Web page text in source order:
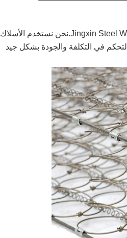
لدينا مصنع الربيع الخاص بنا في الصين المسمى Jingxin Steel Wire & Spring Co. ، Ltd.نحن نستخدم الأسلاك
التحكم في التكلفة والجودة بشكل جيد